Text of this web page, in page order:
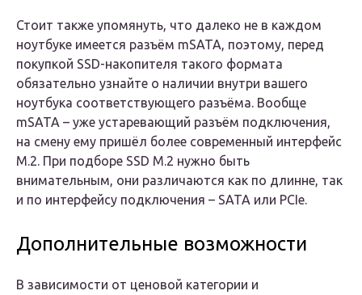
Стоит также упомянуть, что далеко не в каждом
ноутбуке имеется разъём mSATA, поэтому, перед
покупкой SSD-накопителя такого формата
обязательно узнайте о наличии внутри вашего
ноутбука соответствующего разъёма. Вообще
mSATA – уже устаревающий разъём подключения,
на смену ему пришёл более современный интерфейс
M.2. При подборе SSD M.2 нужно быть
внимательным, они различаются как по длинне, так
и по интерфейсу подключения – SATA или PCIe.
Дополнительные возможности
В зависимости от ценовой категории и